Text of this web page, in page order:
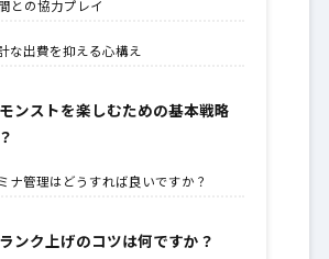
との協力プレイ
な出費を抑える心構え
ンストを楽しむための基本戦略
ナ管理はどうすれば良いですか？
ンク上げのコツは何ですか？